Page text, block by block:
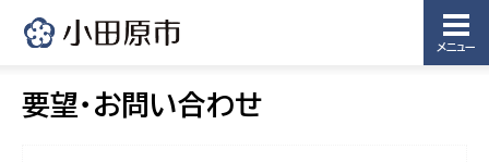
メニュー
要望・お問い合わせ